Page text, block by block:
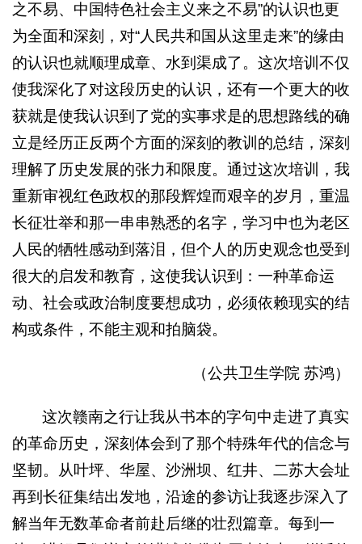
之不易、中国特色社会主义来之不易”的认识也更
为全面和深刻，对“人民共和国从这里走来”的缘由
的认识也就顺理成章、水到渠成了。这次培训不仅
使我深化了对这段历史的认识，还有一个更大的收
获就是使我认识到了党的实事求是的思想路线的确
立是经历正反两个方面的深刻的教训的总结，深刻
理解了历史发展的张力和限度。通过这次培训，我
重新审视红色政权的那段辉煌而艰辛的岁月，重温
长征壮举和那一串串熟悉的名字，学习中也为老区
人民的牺牲感动到落泪，但个人的历史观念也受到
很大的启发和教育，这使我认识到：一种革命运
动、社会或政治制度要想成功，必须依赖现实的结
构或条件，不能主观和拍脑袋。
（公共卫生学院 苏鸿）
这次赣南之行让我从书本的字句中走进了真实
的革命历史，深刻体会到了那个特殊年代的信念与
坚韧。从叶坪、华屋、沙洲坝、红井、二苏大会址
再到长征集结出发地，沿途的参访让我逐步深入了
解当年无数革命者前赴后继的壮烈篇章。每到一